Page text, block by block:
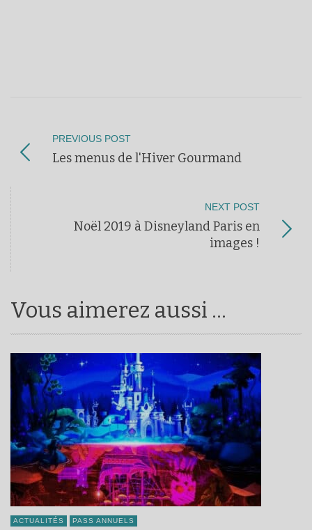
PREVIOUS POST
Les menus de l'Hiver Gourmand
NEXT POST
Noël 2019 à Disneyland Paris en
images !
Vous aimerez aussi ...
ACTUALITÉS PASS ANNUELS